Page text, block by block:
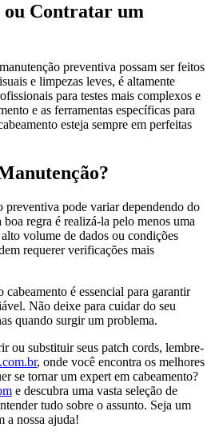
ou Contratar um
preventiva possam ser feitos
e limpezas leves, é altamente
para testes mais complexos e
e as ferramentas específicas para
esteja sempre em perfeitas
preventiva pode variar dependendo do
regra é realizá-la pelo menos uma
volume de dados ou condições
requerer verificações mais
é essencial para garantir
Não deixe para cuidar do seu
quando surgir um problema.
ou substituir seus patch cords, lembre-
, onde você encontra os melhores
se tornar um expert em cabeamento?
e descubra uma vasta seleção de
tudo sobre o assunto. Seja um
a nossa ajuda!